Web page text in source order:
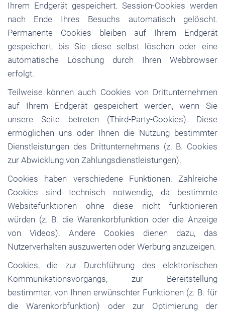
Ihrem Endgerät gespeichert. Session-Cookies werden
nach Ende Ihres Besuchs automatisch gelöscht.
Permanente Cookies bleiben auf Ihrem Endgerät
gespeichert, bis Sie diese selbst löschen oder eine
automatische Löschung durch Ihren Webbrowser
erfolgt.
Teilweise können auch Cookies von Drittunternehmen
auf Ihrem Endgerät gespeichert werden, wenn Sie
unsere Seite betreten (Third-Party-Cookies). Diese
ermöglichen uns oder Ihnen die Nutzung bestimmter
Dienstleistungen des Drittunternehmens (z. B. Cookies
zur Abwicklung von Zahlungsdienstleistungen).
Cookies haben verschiedene Funktionen. Zahlreiche
Cookies sind technisch notwendig, da bestimmte
Websitefunktionen ohne diese nicht funktionieren
würden (z. B. die Warenkorbfunktion oder die Anzeige
von Videos). Andere Cookies dienen dazu, das
Nutzerverhalten auszuwerten oder Werbung anzuzeigen.
Cookies, die zur Durchführung des elektronischen
Kommunikationsvorgangs, zur Bereitstellung
bestimmter, von Ihnen erwünschter Funktionen (z. B. für
die Warenkorbfunktion) oder zur Optimierung der